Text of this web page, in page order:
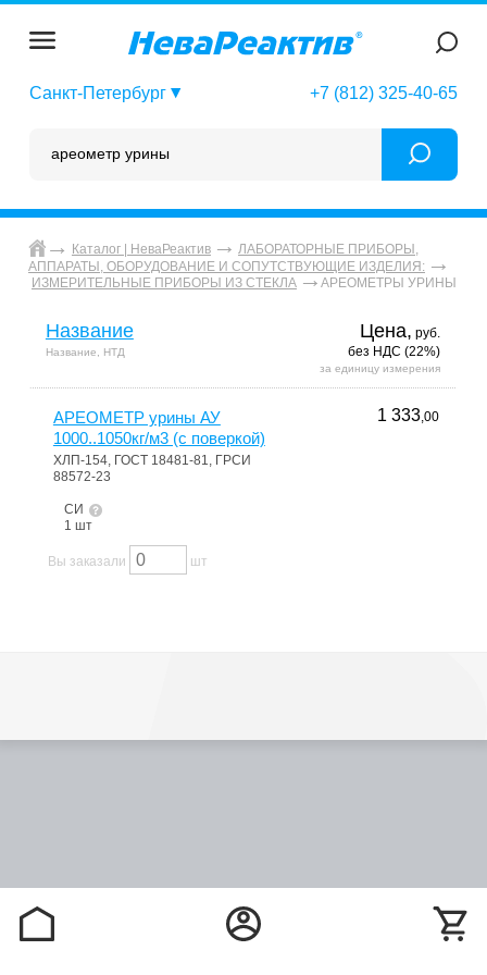
Санкт-Петербург +7 (812) 325-40-65
Каталог | НеваРеактив
ЛАБОРАТОРНЫЕ ПРИБОРЫ,
АППАРАТЫ, ОБОРУДОВАНИЕ И СОПУТСТВУЮЩИЕ ИЗДЕЛИЯ:
ИЗМЕРИТЕЛЬНЫЕ ПРИБОРЫ ИЗ СТЕКЛА
АРЕОМЕТРЫ УРИНЫ
Название
Название, НТД
Цена, руб.
без НДС (22%)
за единицу измерения
АРЕОМЕТР урины АУ
1000..1050кг/м3 (с поверкой)
ХЛП-154, ГОСТ 18481-81, ГРСИ
88572-23
СИ
1 шт
1 333,00
Вы заказали шт